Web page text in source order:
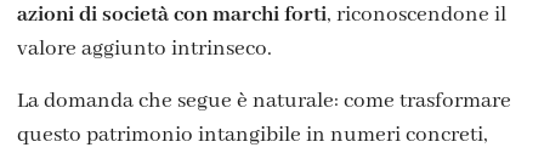
azioni di società con marchi forti, riconoscendone il
valore aggiunto intrinseco.
La domanda che segue è naturale: come trasformare
questo patrimonio intangibile in numeri concreti,